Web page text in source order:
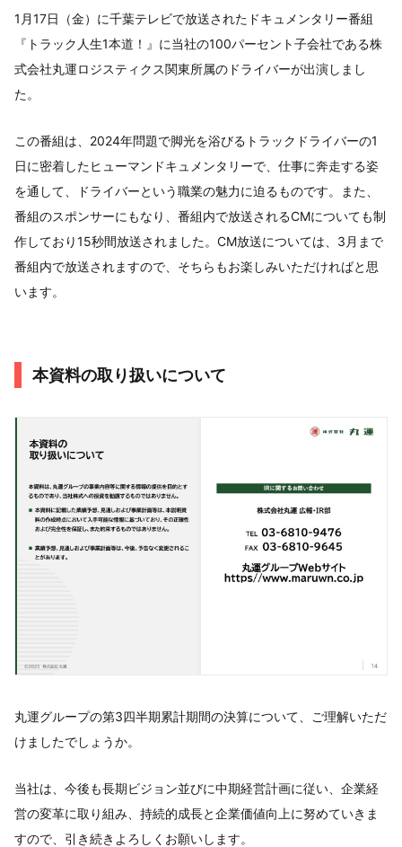
1月17日（金）に千葉テレビで放送されたドキュメンタリー番組
『トラック人生1本道！』に当社の100パーセント子会社である株
式会社丸運ロジスティクス関東所属のドライバーが出演しまし
た。
この番組は、2024年問題で脚光を浴びるトラックドライバーの1
日に密着したヒューマンドキュメンタリーで、仕事に奔走する姿
を通して、ドライバーという職業の魅力に迫るものです。また、
番組のスポンサーにもなり、番組内で放送されるCMについても制
作しており15秒間放送されました。CM放送については、3月まで
番組内で放送されますので、そちらもお楽しみいただければと思
います。
本資料の取り扱いについて
丸運グループの第3四半期累計期間の決算について、ご理解いただ
けましたでしょうか。
当社は、今後も⻑期ビジョン並びに中期経営計画に従い、企業経
営の変革に取り組み、持続的成⻑と企業価値向上に努めていきま
すので、引き続きよろしくお願いします。